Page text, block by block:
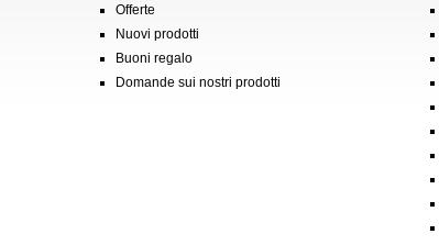
Offerte
Nuovi prodotti
Buoni regalo
Domande sui nostri prodotti